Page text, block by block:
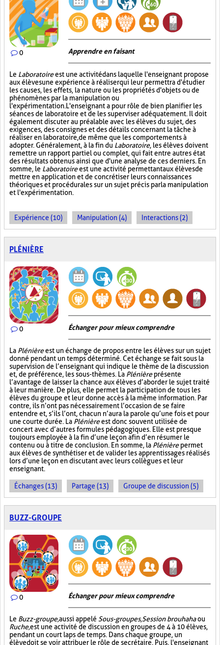
0 Apprendre en faisant
Le Laboratoireest une activité dans laquelle l'enseignant propose
aux élèves une expérience à réaliser qui leur permettra d'étudier
les causes, les effets, la nature ou les propriétés d'objets ou de
phénomènes par la manipulation ou
l'expérimentation. L'enseignant a pour rôle de bien planifier les
séances de laboratoire et de les superviser adéquatement. Il doit
également discuter au préalable avec les élèves du sujet, des
exigences, des consignes et des détails concernant la tâche à
réaliser en laboratoire, de même que les comportements à
adopter. Généralement, à la fin du Laboratoire, les élèves doivent
remettre un rapport partiel ou complet, qui fait entre autres état
des résultats obtenus ainsi que d'une analyse de ces derniers. En
somme, le Laboratoireest une activité permettant aux élèves de
mettre en application et de concrétiser leurs connaissances
théoriques et procédurales sur un sujet précis par la manipulation
et l'expérimentation.
Expérience (10) Manipulation (4) Interactions (2)
PLÉNIÈRE
0 Échanger pour mieux comprendre
La Plénièreest un échange de propos entre les élèves sur un sujet
donné pendant un temps déterminé. Cet échange se fait sous la
supervision de l’enseignant qui indique le thème de la discussion
et, de préférence, les sous-thèmes. La Plénièreprésente
l’avantage de laisser la chance aux élèves d’aborder le sujet traité
à leur manière. De plus, elle permet la participation de tous les
élèves du groupe et leur donne accès à la même information. Par
contre, ils n’ont pas nécessairement l’occasion de se faire
entendre et, s’ils l’ont, chacun n’aura la parole qu’une fois et pour
une courte durée. La Plénièreest donc souvent utilisée de
concert avec d’autres formules pédagogiques. Elle est presque
toujours employée à la fin d’une leçon afin d’en résumer le
contenu ou à titre de conclusion. En somme, la Plénièrepermet
aux élèves de synthétiser et de valider les apprentissages réalisés
lors d’une leçon en discutant avec leurs collègues et leur
enseignant.
Échanges (13) Partage (13) Groupe de discussion (5)
BUZZ-GROUPE
0 Échanger pour mieux comprendre
Le Buzz-groupe,aussi appelé Sous-groupes,Session brouhahaou
Ruche,est une activité de discussion en groupes de 4 à 10 élèves,
pendant un court laps de temps. Dans chaque groupe, un
élève doit se voir attribuer le rôle de secrétaire. Puis, l'enseignant